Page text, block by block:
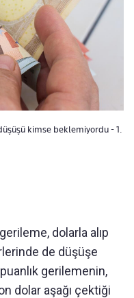
kimse beklemiyordu - 1.
dolarla alıp
de düşüşe
gerilemenin,
dolar aşağı çektiği